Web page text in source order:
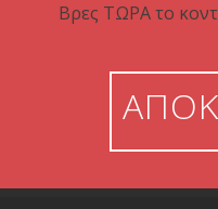
Βρες ΤΩΡΑ το